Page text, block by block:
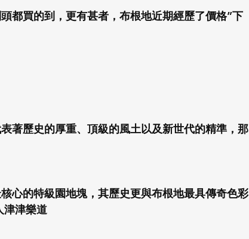
都買的到，更有甚者，布根地近期經歷了價格”下
著歷史的厚重、頂級的風土以及新世代的精準，那
心的特級園地塊，其歷史更與布根地最具傳奇色彩
津樂道